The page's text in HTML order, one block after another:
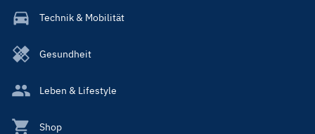
Technik & Mobilität
Gesundheit
Leben & Lifestyle
Shop